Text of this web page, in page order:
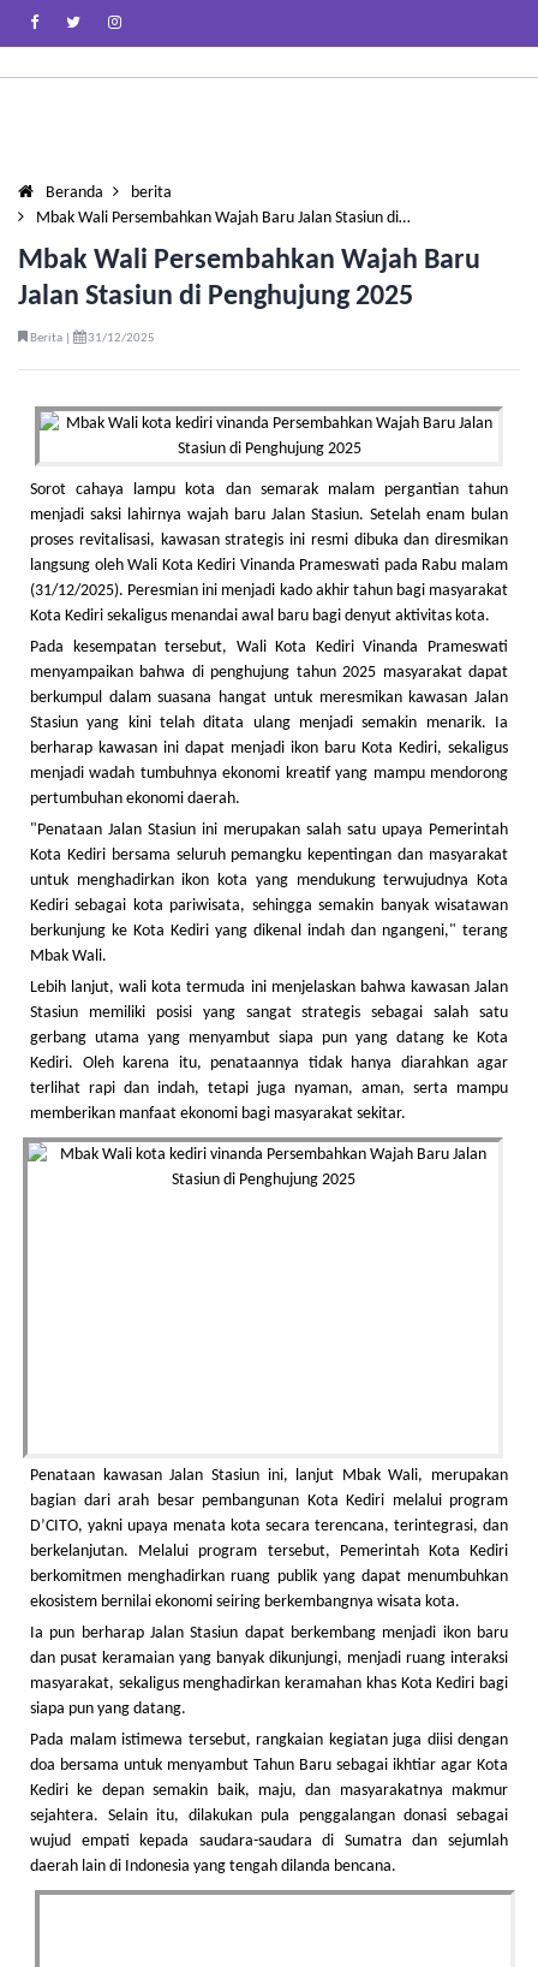
Beranda
berita
Mbak Wali Persembahkan Wajah Baru Jalan Stasiun di…
Mbak Wali Persembahkan Wajah Baru
Jalan Stasiun di Penghujung 2025
Berita | 31/12/2025
Sorot cahaya lampu kota dan semarak malam pergantian tahun
menjadi saksi lahirnya wajah baru Jalan Stasiun. Setelah enam bulan
proses revitalisasi, kawasan strategis ini resmi dibuka dan diresmikan
langsung oleh Wali Kota Kediri Vinanda Prameswati pada Rabu malam
(31/12/2025). Peresmian ini menjadi kado akhir tahun bagi masyarakat
Kota Kediri sekaligus menandai awal baru bagi denyut aktivitas kota.
Pada kesempatan tersebut, Wali Kota Kediri Vinanda Prameswati
menyampaikan bahwa di penghujung tahun 2025 masyarakat dapat
berkumpul dalam suasana hangat untuk meresmikan kawasan Jalan
Stasiun yang kini telah ditata ulang menjadi semakin menarik. Ia
berharap kawasan ini dapat menjadi ikon baru Kota Kediri, sekaligus
menjadi wadah tumbuhnya ekonomi kreatif yang mampu mendorong
pertumbuhan ekonomi daerah.
"Penataan Jalan Stasiun ini merupakan salah satu upaya Pemerintah
Kota Kediri bersama seluruh pemangku kepentingan dan masyarakat
untuk menghadirkan ikon kota yang mendukung terwujudnya Kota
Kediri sebagai kota pariwisata, sehingga semakin banyak wisatawan
berkunjung ke Kota Kediri yang dikenal indah dan ngangeni," terang
Mbak Wali.
Lebih lanjut, wali kota termuda ini menjelaskan bahwa kawasan Jalan
Stasiun memiliki posisi yang sangat strategis sebagai salah satu
gerbang utama yang menyambut siapa pun yang datang ke Kota
Kediri. Oleh karena itu, penataannya tidak hanya diarahkan agar
terlihat rapi dan indah, tetapi juga nyaman, aman, serta mampu
memberikan manfaat ekonomi bagi masyarakat sekitar.
Penataan kawasan Jalan Stasiun ini, lanjut Mbak Wali, merupakan
bagian dari arah besar pembangunan Kota Kediri melalui program
D’CITO, yakni upaya menata kota secara terencana, terintegrasi, dan
berkelanjutan. Melalui program tersebut, Pemerintah Kota Kediri
berkomitmen menghadirkan ruang publik yang dapat menumbuhkan
ekosistem bernilai ekonomi seiring berkembangnya wisata kota.
Ia pun berharap Jalan Stasiun dapat berkembang menjadi ikon baru
dan pusat keramaian yang banyak dikunjungi, menjadi ruang interaksi
masyarakat, sekaligus menghadirkan keramahan khas Kota Kediri bagi
siapa pun yang datang.
Pada malam istimewa tersebut, rangkaian kegiatan juga diisi dengan
doa bersama untuk menyambut Tahun Baru sebagai ikhtiar agar Kota
Kediri ke depan semakin baik, maju, dan masyarakatnya makmur
sejahtera. Selain itu, dilakukan pula penggalangan donasi sebagai
wujud empati kepada saudara-saudara di Sumatra dan sejumlah
daerah lain di Indonesia yang tengah dilanda bencana.